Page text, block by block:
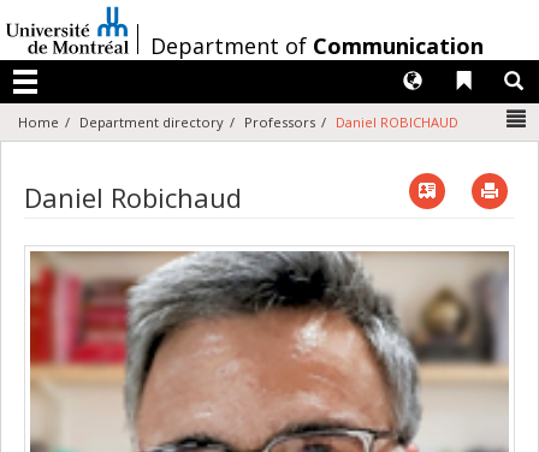
au
contenu
/Department of Communication
Menu
Liens
Langues
Home Department directory Professors Daniel ROBICHAUD
Daniel Robichaud Vcard